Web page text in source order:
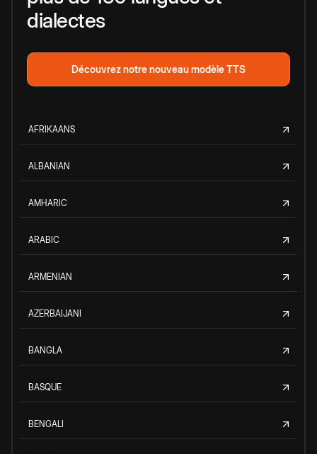
dialectes
Découvrez notre nouveau modèle TTS
AFRIKAANS
ALBANIAN
AMHARIC
ARABIC
ARMENIAN
AZERBAIJANI
BANGLA
BASQUE
BENGALI